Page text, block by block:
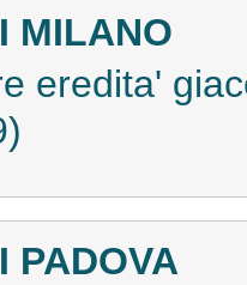
MILANO
eredita'
PADOVA